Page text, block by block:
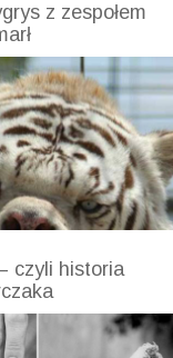
z zespołem
czyli historia